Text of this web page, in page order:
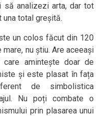
să analizezi arta, dar tot
total greșită.
un colos făcut din 120
nu știu. Are aceeași
care amintește doar de
și este plasat în fața
de simbolistica
Nu poți combate o
prin plasarea unui